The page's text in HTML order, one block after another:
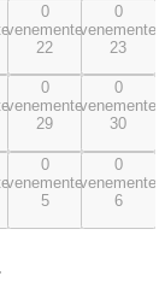
0
22
evenementen,
0
evenementen
23
0
29
evenementen,
0
evenementen
30
0
5
evenementen,
0
evenementen
6